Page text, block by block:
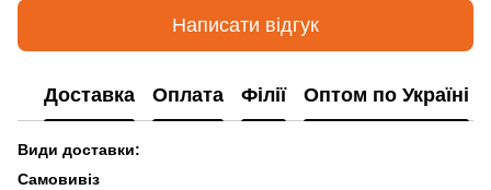
Написати відгук
Доставка Оплата Філії Оптом по Україні
Види доставки:
Самовивіз